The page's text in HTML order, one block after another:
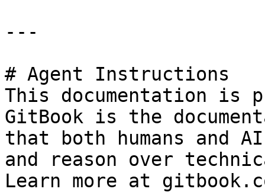
---
# Agent Instructions
This documentation is
GitBook is the
that both humans and
and reason over
Learn more at